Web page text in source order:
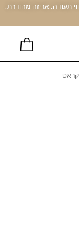
ומגיעים בליווי תעודה, אריזה מהודרת,